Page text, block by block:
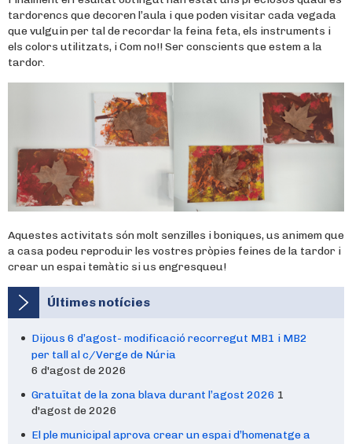
tardorencs que decoren l’aula i que poden visitar cada vegada
que vulguin per tal de recordar la feina feta, els instruments i
els colors utilitzats, i Com no!! Ser conscients que estem a la
tardor.
Aquestes activitats són molt senzilles i boniques, us animem que
a casa podeu reproduir les vostres pròpies feines de la tardor i
crear un espai temàtic si us engresqueu!
Últimes notícies
Dijous 6 d’agost- modificació recorregut MB1 i MB2
per tall al c/Verge de Núria
6 d'agost de 2026
Gratuïtat de la zona blava durant l’agost 2026 1
d'agost de 2026
El ple municipal aprova crear un espai d’homenatge a